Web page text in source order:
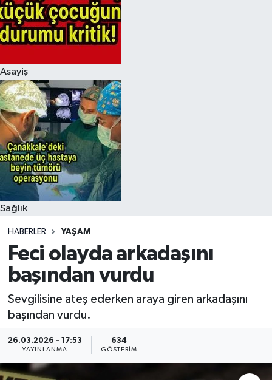
Asayiş
Sağlık
HABERLER YAŞAM
Feci olayda arkadaşını
başından vurdu
Sevgilisine ateş ederken araya giren arkadaşını
başından vurdu.
26.03.2026 - 17:53
YAYINLANMA
634
GÖSTERIM